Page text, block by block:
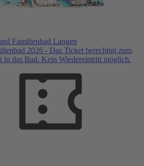
Familienbad Langen
2026 - Das Ticket berechtigt zum
in das Bad. Kein Wiedereintritt möglich.